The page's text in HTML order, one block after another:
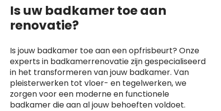
Is uw badkamer toe aan
renovatie?
Is jouw badkamer toe aan een opfrisbeurt? Onze
experts in badkamerrenovatie zijn gespecialiseerd
in het transformeren van jouw badkamer. Van
pleisterwerken tot vloer- en tegelwerken, we
zorgen voor een moderne en functionele
badkamer die aan al jouw behoeften voldoet.